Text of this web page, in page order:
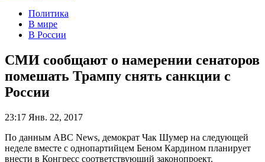
Политика
В мире
В России
СМИ сообщают о намерении сенаторов
помешать Трампу снять санкции с
России
23:17 Янв. 22, 2017
По данным ABC News, демократ Чак Шумер на следующей
неделе вместе с однопартийцем Беном Кардином планирует
внести в Конгресс соответствующий законопроект.